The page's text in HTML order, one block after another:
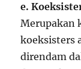
e.
Merupakan
koeksisters
direndam